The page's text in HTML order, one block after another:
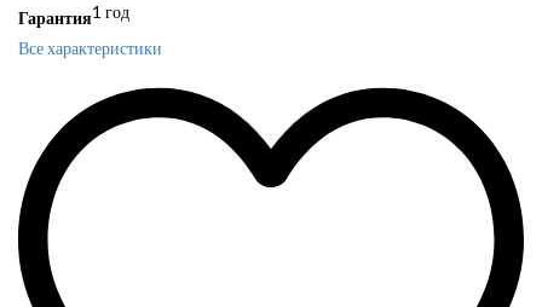
Гарантия1 год
Все характеристики